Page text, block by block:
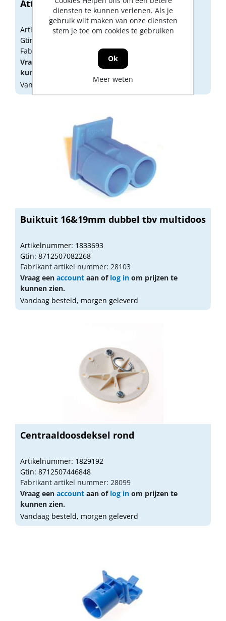
Attema Inbouwdoos u-40 16mm 1112
Artikelnummer: 1828164
Gtin: 8712259256535
Fabrikant artikel nummer: 28062
Vraag een
aan oflog in
kunnen zien.
Vandaag besteld, morgen geleverd
Buiktuit 16&19mm dubbel tbv multidoos
Artikelnummer: 1833693
Gtin: 8712507082268
Fabrikant artikel nummer: 28103
Vraag een account aan of log in om prijzen te
kunnen zien.
Vandaag besteld, morgen geleverd
Centraaldoosdeksel rond
Artikelnummer: 1829192
Gtin: 8712507446848
Fabrikant artikel nummer: 28099
Vraag een account aan of log in om prijzen te
kunnen zien.
Vandaag besteld, morgen geleverd
diensten te kunnen verlenen. Als je
gebruik wilt maken van onze diensten
stem je toe om cookies te gebruiken
Ok
Meer weten